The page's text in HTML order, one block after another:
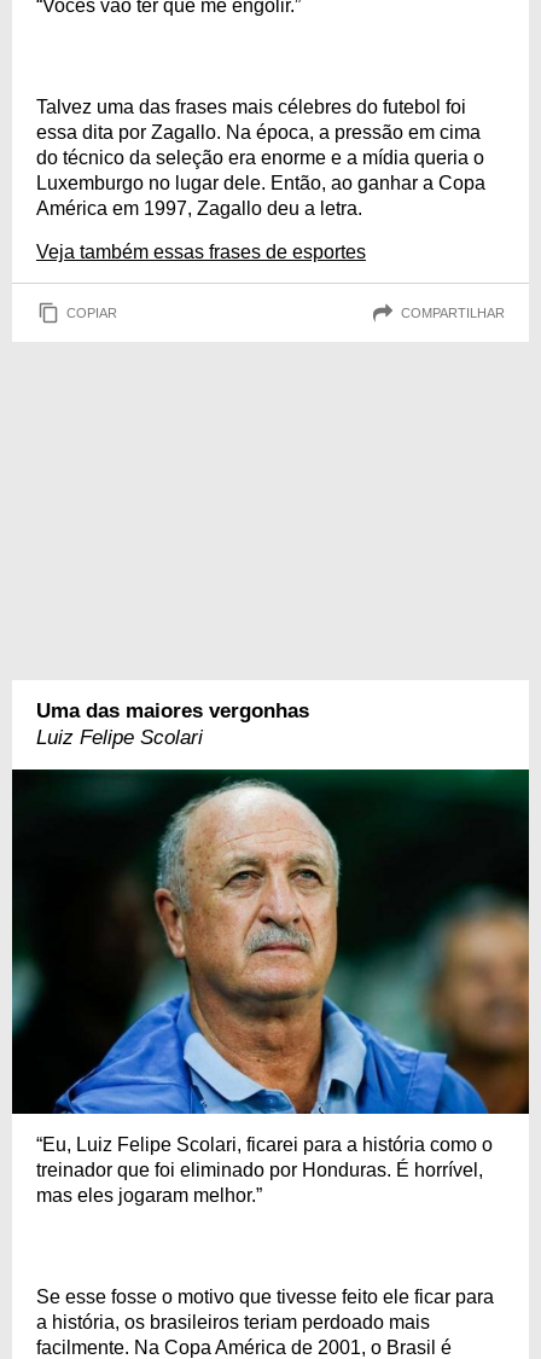
“Vocês vão ter que me engolir.”
Talvez uma das frases mais célebres do futebol foi
essa dita por Zagallo. Na época, a pressão em cima
do técnico da seleção era enorme e a mídia queria o
Luxemburgo no lugar dele. Então, ao ganhar a Copa
América em 1997, Zagallo deu a letra.
Veja também essas frases de esportes
COPIAR COMPARTILHAR
Uma das maiores vergonhas
Luiz Felipe Scolari
“Eu, Luiz Felipe Scolari, ficarei para a história como o
treinador que foi eliminado por Honduras. É horrível,
mas eles jogaram melhor.”
Se esse fosse o motivo que tivesse feito ele ficar para
a história, os brasileiros teriam perdoado mais
facilmente. Na Copa América de 2001, o Brasil é